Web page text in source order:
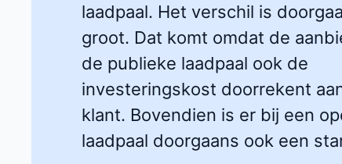
laadpaal. Het verschil is
groot. Dat komt omdat de
de publieke laadpaal ook de
investeringskost doorrekent
klant. Bovendien is er bij een
laadpaal doorgaans ook een